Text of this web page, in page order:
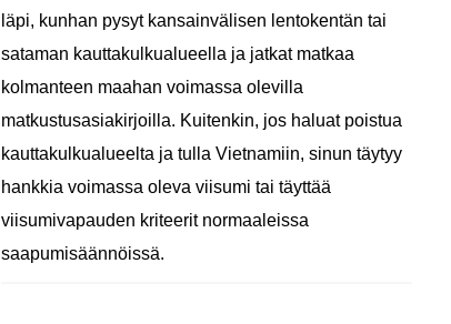
läpi, kunhan pysyt kansainvälisen lentokentän tai
sataman kauttakulkualueella ja jatkat matkaa
kolmanteen maahan voimassa olevilla
matkustusasiakirjoilla. Kuitenkin, jos haluat poistua
kauttakulkualueelta ja tulla Vietnamiin, sinun täytyy
hankkia voimassa oleva viisumi tai täyttää
viisumivapauden kriteerit normaaleissa
saapumisäännöissä.